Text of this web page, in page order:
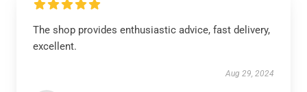
The shop provides enthusiastic advice, fast delivery,
excellent.
Aug 29, 2024